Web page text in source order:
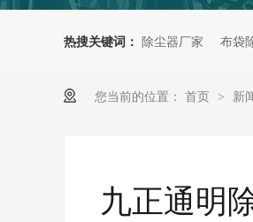
热搜关键词： 除尘器厂家 布袋
您当前的位置： 首页 > 新
九正通明